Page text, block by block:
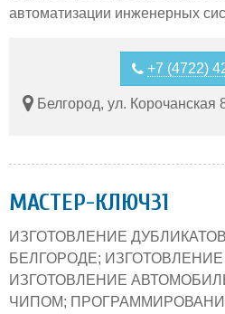
автоматизации инженерных
+7 (4722)
Белгород, ул. Корочанская
МАСТЕР-КЛЮЧ31
ИЗГОТОВЛЕНИЕ
БЕЛГОРОДЕ;
ИЗГОТОВЛЕНИЕ
ЧИПОМ;